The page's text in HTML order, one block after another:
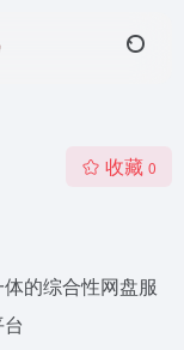
收藏 0
的综合性网盘服